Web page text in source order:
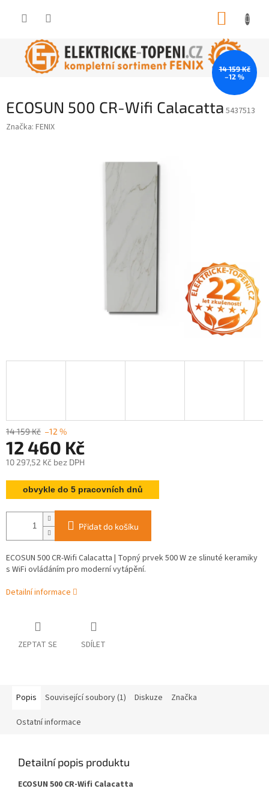
ECOSUN 500 CR-Wifi Calacatta 5437513
Značka: FENIX
14 159 Kč
–12 %
14 159 Kč –12 %
12 460 Kč
10 297,52 Kč bez DPH
Měrná
cena:obvykle do 5 pracovních dnů
Přidat do košíku
ECOSUN 500 CR-Wifi Calacatta | Topný prvek 500 W ze slinuté keramiky
s WiFi ovládáním pro moderní vytápění.
Detailní informace
ZEPTAT SE SDÍLET
Popis Související soubory (1) Diskuze Značka
Ostatní informace
Detailní popis produktu
ECOSUN 500 CR-Wifi Calacatta